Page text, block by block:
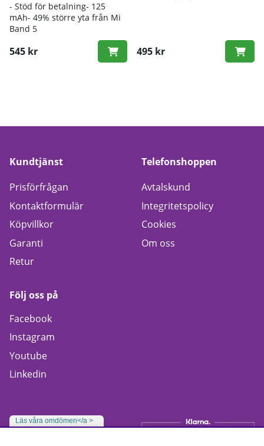
- Stöd för betalning- 125
mAh- 49% större yta från Mi
Band 5
545 kr 495 kr
Kundtjänst
Prisförfrågan
Kontaktformulär
Köpvillkor
Garanti
Retur
Telefonshoppen
Avtalskund
Integritetspolicy
Cookies
Om oss
Följ oss på
Facebook
Instagram
Youtube
Linkedin
Läs våra omdömen</a >